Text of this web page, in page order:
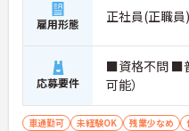
雇用形態 正社員(正職員)
応募要件
■資格不問 ■
可能）
車通勤可 未経験OK 残業少なめ